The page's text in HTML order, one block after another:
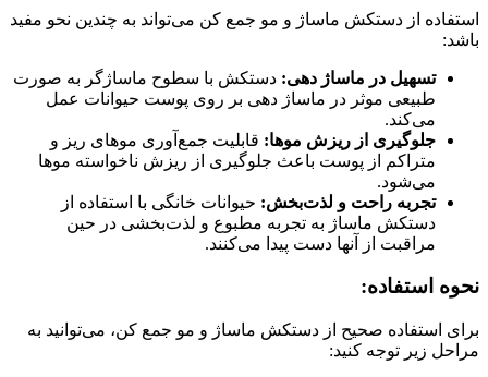
استفاده از دستکش ماساژ و مو جمع کن می‌تواند به چندین نحو مفید
باشد:
تسهیل در ماساژ دهی: دستکش با سطوح ماساژگر به صورت
طبیعی موثر در ماساژ دهی بر روی پوست حیوانات عمل
می‌کند.
جلوگیری از ریزش موها: قابلیت جمع‌آوری موهای ریز و
متراکم از پوست باعث جلوگیری از ریزش ناخواسته موها
می‌شود.
تجربه راحت و لذت‌بخش: حیوانات خانگی با استفاده از
دستکش ماساژ به تجربه مطبوع و لذت‌بخشی در حین
مراقبت از آنها دست پیدا می‌کنند.
نحوه استفاده:
برای استفاده صحیح از دستکش ماساژ و مو جمع کن، می‌توانید به
مراحل زیر توجه کنید: